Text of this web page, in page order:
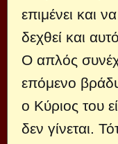
επιμένει και
δεχθεί και
Ο απλός
επόμενο
ο Κύριος του
δεν γίνεται.